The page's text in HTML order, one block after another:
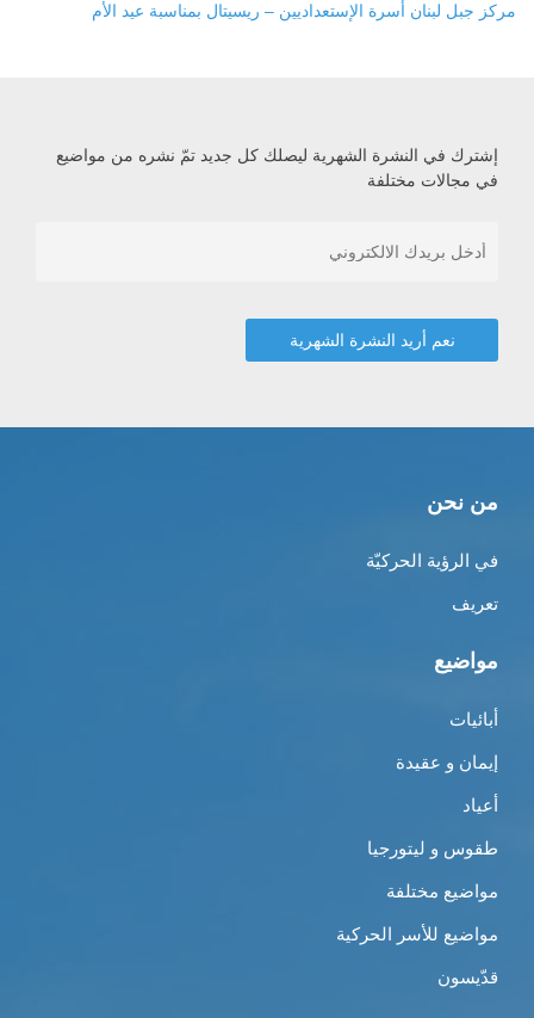
مركز جبل لبنان أسرة الإستعداديين – ريسيتال بمناسبة عيد الأم
إشترك في النشرة الشهرية ليصلك كل جديد تمّ نشره من مواضيع
في مجالات مختلفة
من نحن
في الرؤية الحركيّة
تعريف
مواضيع
أبائيات
إيمان و عقيدة
أعياد
طقوس و ليتورجيا
مواضيع مختلفة
مواضيع للأسر الحركية
قدّيسون